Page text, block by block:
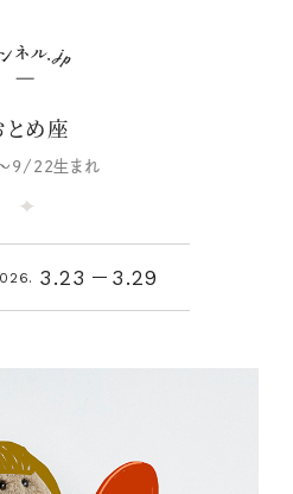
とめ座
9/22生まれ
3.23 3.29